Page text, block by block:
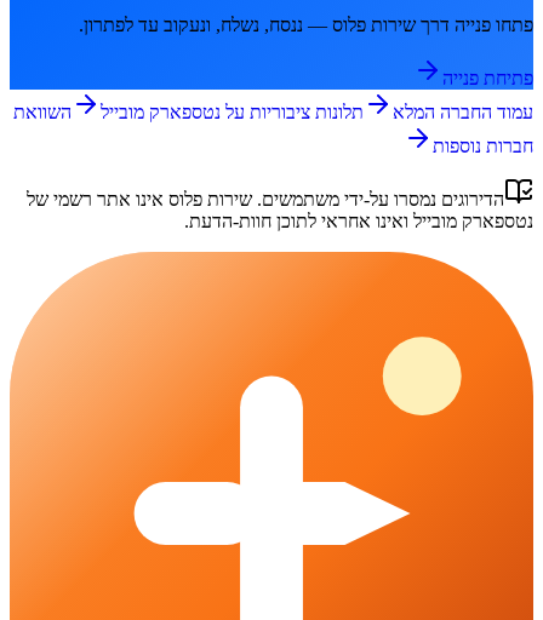
פתחו פנייה דרך שירות פלוס — ננסח, נשלח, ונעקוב עד לפתרון.
פתיחת פנייה
עמוד החברה המלא
תלונות ציבוריות על נטספארק מובייל
השוואת
חברות נוספות
הדירוגים נמסרו על-ידי משתמשים. שירות פלוס אינו אתר רשמי של
נטספארק מובייל ואינו אחראי לתוכן חוות-הדעת.